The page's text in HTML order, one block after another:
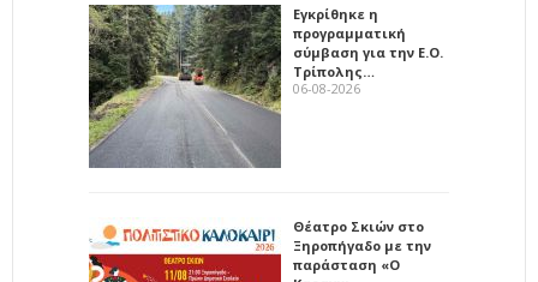
Εγκρίθηκε η
προγραμματική
σύμβαση για την Ε.Ο.
Τρίπολης…
06-08-2026
Θέατρο Σκιών στο
Ξηροπήγαδο με την
παράσταση «Ο